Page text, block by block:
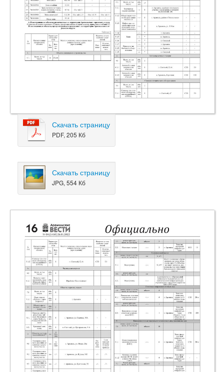
Скачать страницу
PDF, 205 Кб
Скачать страницу
JPG, 554 Кб